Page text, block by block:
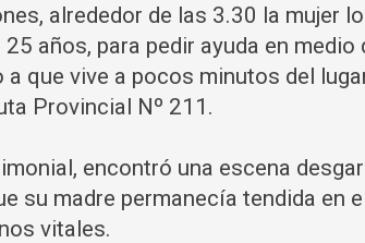
alrededor de las 3.30 la mujer
años, para pedir ayuda en
que vive a pocos minutos del
Provincial Nº 211.
encontró una escena
su madre permanecía tendida en
vitales.